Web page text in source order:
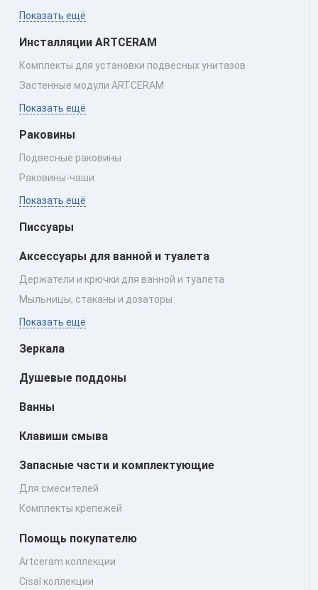
Показать ещё
Инсталляции ARTCERAM
Комплекты для установки подвесных унитазов
Застенные модули ARTCERAM
Показать ещё
Раковины
Подвесные раковины
Раковины‑чаши
Показать ещё
Писсуары
Аксессуары для ванной и туалета
Держатели и крючки для ванной и туалета
Мыльницы, стаканы и дозаторы
Показать ещё
Зеркала
Душевые поддоны
Ванны
Клавиши смыва
Запасные части и комплектующие
Для смесителей
Комплекты крепежей
Помощь покупателю
Artceram коллекции
Cisal коллекции